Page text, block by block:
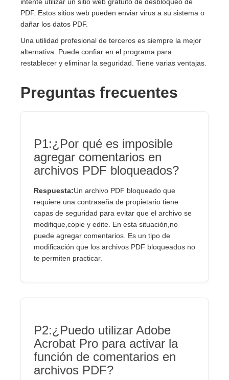
PDF. Estos sitios web pueden enviar virus a su sistema o
dañar los datos PDF.
Una utilidad profesional de terceros es siempre la mejor
alternativa. Puede confiar en el programa para
restablecer y eliminar la seguridad. Tiene varias ventajas.
Preguntas frecuentes
P1:¿Por qué es imposible
agregar comentarios en
archivos PDF bloqueados?
Respuesta:Un archivo PDF bloqueado que
requiere una contraseña de propietario tiene
capas de seguridad para evitar que el archivo se
modifique,copie y edite. En esta situación,no
puede agregar comentarios. Es un tipo de
modificación que los archivos PDF bloqueados no
te permiten practicar.
P2:¿Puedo utilizar Adobe
Acrobat Pro para activar la
función de comentarios en
archivos PDF?